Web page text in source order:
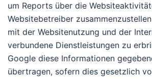
um Reports über die
Websitebetreiber
mit der Websitenutzung und der
verbundene Dienstleistungen zu
Google diese Informationen
übertragen, sofern dies gesetzlich